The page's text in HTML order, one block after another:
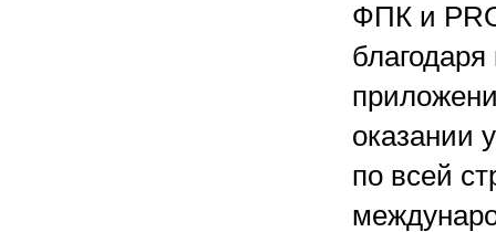
ФПК и
оказании
по всей